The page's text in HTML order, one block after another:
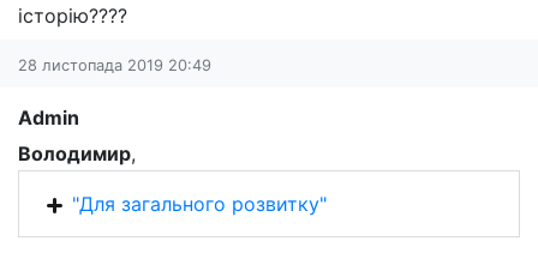
історію????
28 листопада 2019 20:49
Admin
Володимир,
"Для загального розвитку"